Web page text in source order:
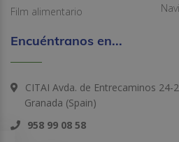
Film alimentario
Encuéntranos en...
CITAI Avda. de Entrecaminos 24-
Granada (Spain)
958 99 08 58